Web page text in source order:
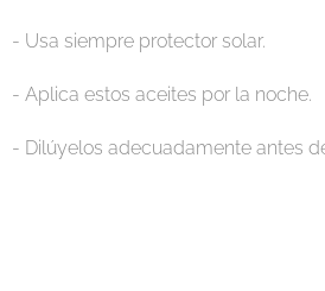
- Usa siempre protector solar.
- Aplica estos aceites por la noche.
- Dilúyelos adecuadamente antes